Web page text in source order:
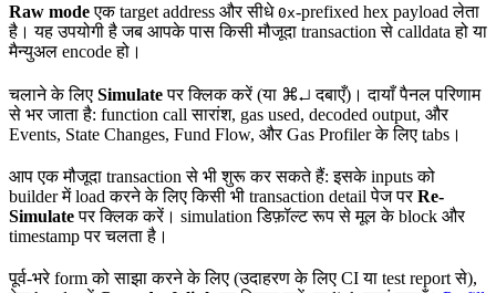
Raw modeएक target address और सीधे 0x-prefixed hex payload लेता
है। यह उपयोगी है जब आपके पास किसी मौजूदा transaction से calldata हो या
मैन्युअल encode हो।
चलाने के लिए Simulateपर क्लिक करें (या ⌘↵ दबाएँ)। दायाँ पैनल परिणाम
से भर जाता है: function call सारांश, gas used, decoded output, और
Events, State Changes, Fund Flow, और Gas Profiler के लिए tabs।
आप एक मौजूदा transaction से भी शुरू कर सकते हैं: इसके inputs को
builder में load करने के लिए किसी भी transaction detail पेज परRe-
Simulateपर क्लिक करें। simulation डिफ़ॉल्ट रूप से मूल के block और
timestamp पर चलता है।
पूर्व-भरे form को साझा करने के लिए (उदाहरण के लिए CI या test report से),